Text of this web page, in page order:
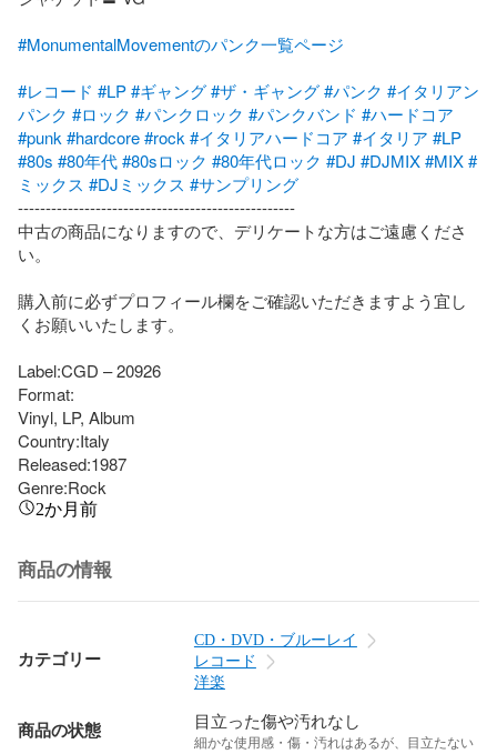
#MonumentalMovementのパンク一覧ページ
#レコード #LP#ギャング#ザ・ギャング#パンク #イタリアン
パンク #ロック #パンクロック #パンクバンド #ハードコア
#punk #hardcore#rock #イタリアハードコア #イタリア #LP
#80s #80年代#80sロック #80年代ロック #DJ #DJMIX#MIX#
ミックス #DJミックス #サンプリング
--------------------------------------------------
中古の商品になりますので、デリケートな方はご遠慮くださ
い。
購入前に必ずプロフィール欄をご確認いただきますよう宜し
くお願いいたします。
Label:CGD – 20926
Format:
Vinyl, LP, Album
Country:Italy
Released:1987
Genre:Rock
2か月前
商品の情報
カテゴリー
CD・DVD・ブルーレイ
レコード
洋楽
商品の状態 目立った傷や汚れなし
細かな使用感・傷・汚れはあるが、目立たない